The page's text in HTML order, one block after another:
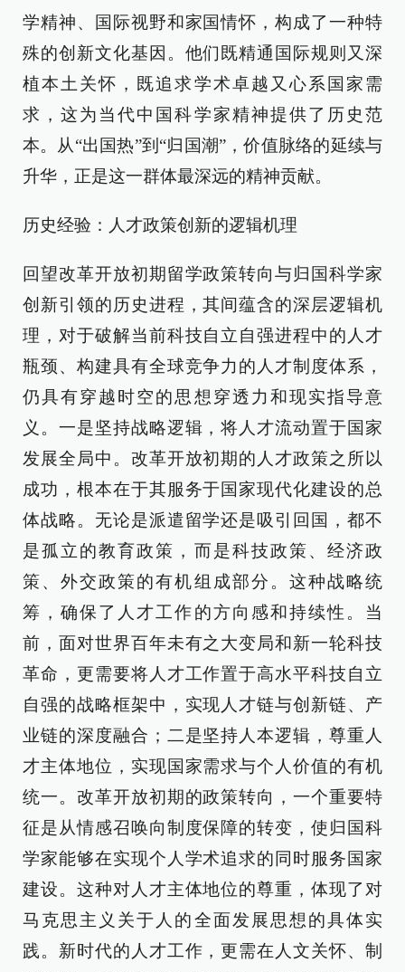
学精神、国际视野和家国情怀，构成了一种特
殊的创新文化基因。他们既精通国际规则又深
植本土关怀，既追求学术卓越又心系国家需
求，这为当代中国科学家精神提供了历史范
本。从“出国热”到“归国潮”，价值脉络的延续与
升华，正是这一群体最深远的精神贡献。
历史经验：人才政策创新的逻辑机理
回望改革开放初期留学政策转向与归国科学家
创新引领的历史进程，其间蕴含的深层逻辑机
理，对于破解当前科技自立自强进程中的人才
瓶颈、构建具有全球竞争力的人才制度体系，
仍具有穿越时空的思想穿透力和现实指导意
义。一是坚持战略逻辑，将人才流动置于国家
发展全局中。改革开放初期的人才政策之所以
成功，根本在于其服务于国家现代化建设的总
体战略。无论是派遣留学还是吸引回国，都不
是孤立的教育政策，而是科技政策、经济政
策、外交政策的有机组成部分。这种战略统
筹，确保了人才工作的方向感和持续性。当
前，面对世界百年未有之大变局和新一轮科技
革命，更需要将人才工作置于高水平科技自立
自强的战略框架中，实现人才链与创新链、产
业链的深度融合；二是坚持人本逻辑，尊重人
才主体地位，实现国家需求与个人价值的有机
统一。改革开放初期的政策转向，一个重要特
征是从情感召唤向制度保障的转变，使归国科
学家能够在实现个人学术追求的同时服务国家
建设。这种对人才主体地位的尊重，体现了对
马克思主义关于人的全面发展思想的具体实
践。新时代的人才工作，更需在人文关怀、制